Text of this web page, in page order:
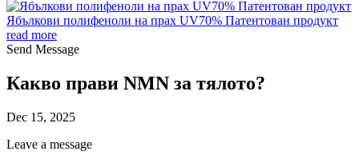
Ябълкови полифеноли на прах UV70% Патентован продукт
read more
Send Message
Какво прави NMN за тялото?
Dec 15, 2025
Leave a message